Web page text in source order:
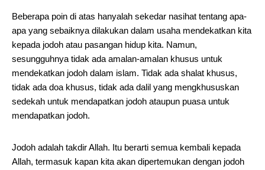
Beberapa poin di atas hanyalah sekedar nasihat tentang apa-
apa yang sebaiknya dilakukan dalam usaha mendekatkan kita
kepada jodoh atau pasangan hidup kita. Namun,
sesungguhnya tidak ada amalan-amalan khusus untuk
mendekatkan jodoh dalam islam. Tidak ada shalat khusus,
tidak ada doa khusus, tidak ada dalil yang mengkhususkan
sedekah untuk mendapatkan jodoh ataupun puasa untuk
mendapatkan jodoh.
Jodoh adalah takdir Allah. Itu berarti semua kembali kepada
Allah, termasuk kapan kita akan dipertemukan dengan jodoh